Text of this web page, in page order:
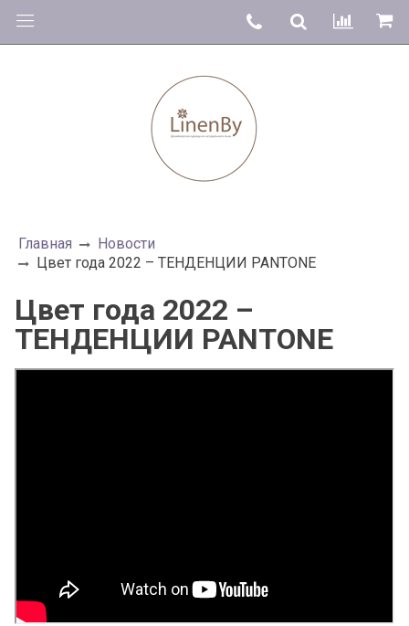
Главная
Новости
Цвет года 2022 – ТЕНДЕНЦИИ PANTONE
Цвет года 2022 –
ТЕНДЕНЦИИ PANTONE